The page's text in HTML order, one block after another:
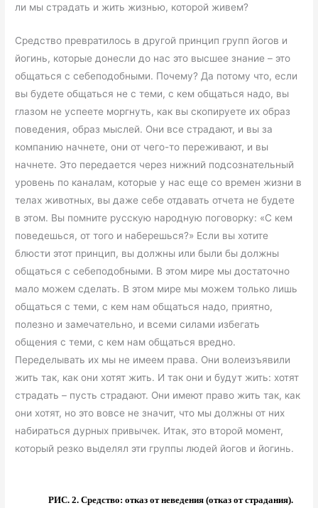
ли мы страдать и жить жизнью, которой живем?
Средство превратилось в другой принцип групп йогов и
йогинь, которые донесли до нас это высшее знание – это
общаться с себеподобными. Почему? Да потому что, если
вы будете общаться не с теми, с кем общаться надо, вы
глазом не успеете моргнуть, как вы скопируете их образ
поведения, образ мыслей. Они все страдают, и вы за
компанию начнете, они от чего-то переживают, и вы
начнете. Это передается через нижний подсознательный
уровень по каналам, которые у нас еще со времен жизни в
телах животных, вы даже себе отдавать отчета не будете
в этом. Вы помните русскую народную поговорку: «С кем
поведешься, от того и наберешься?» Если вы хотите
блюсти этот принцип, вы должны или были бы должны
общаться с себеподобными. В этом мире мы достаточно
мало можем сделать. В этом мире мы можем только лишь
общаться с теми, с кем нам общаться надо, приятно,
полезно и замечательно, и всеми силами избегать
общения с теми, с кем нам общаться вредно.
Переделывать их мы не имеем права. Они волеизъявили
жить так, как они хотят жить. И так они и будут жить: хотят
страдать – пусть страдают. Они имеют право жить так, как
они хотят, но это вовсе не значит, что мы должны от них
набираться дурных привычек. Итак, это второй момент,
который резко выделял эти группы людей йогов и йогинь.
РИС. 2. Средство: отказ от неведения (отказ от страдания).